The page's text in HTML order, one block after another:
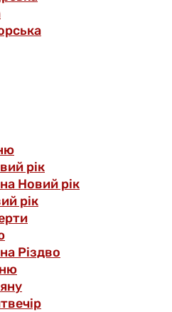
рік
Новий рік
рік
Різдво